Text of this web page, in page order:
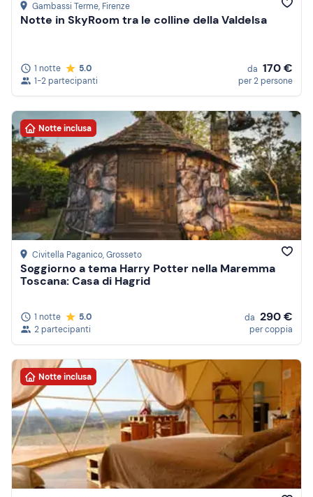
Gambassi Terme, Firenze
Notte in SkyRoom tra le colline della Valdelsa
1 notte
5.0
1-2 partecipanti
da 170 €
per 2 persone
Notte inclusa
Civitella Paganico, Grosseto
Soggiorno a tema Harry Potter nella Maremma
Toscana: Casa di Hagrid
1 notte
5.0
2 partecipanti
da 290 €
per coppia
Notte inclusa